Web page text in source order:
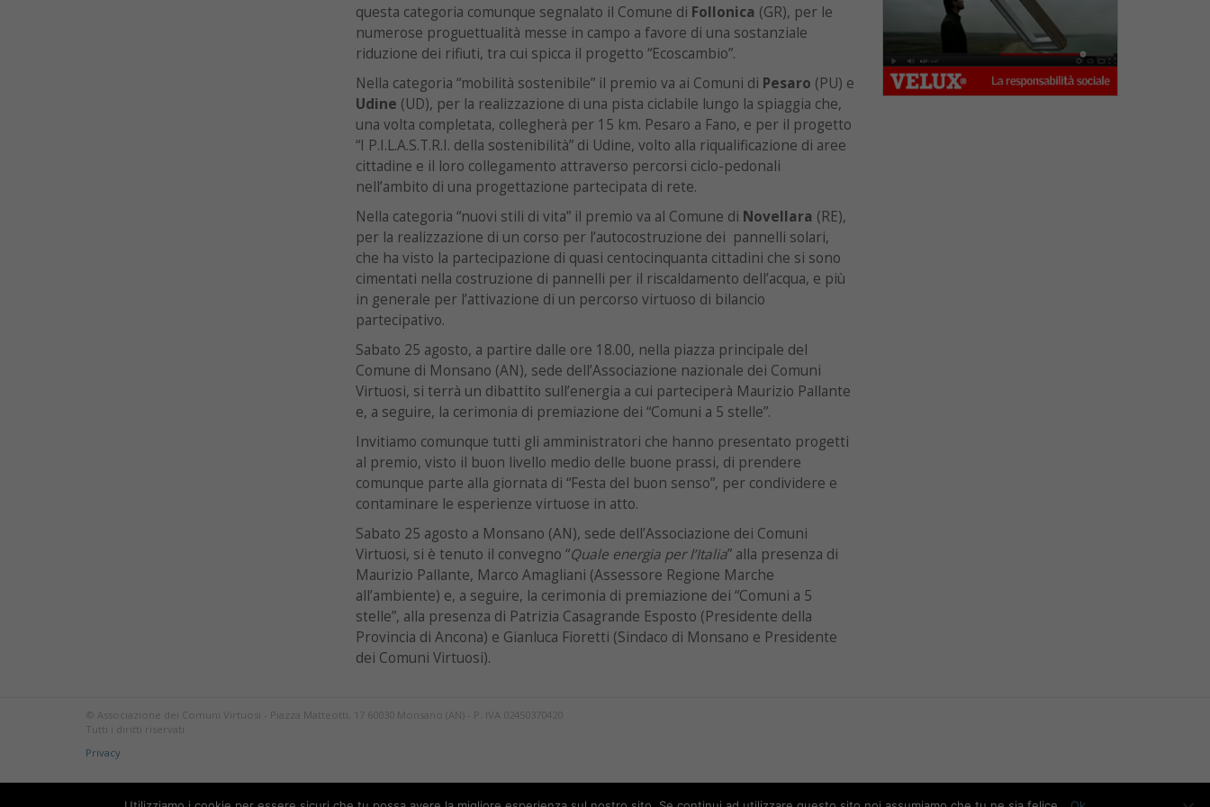
questa categoria comunque segnalato il Comune di Follonica (GR), per le
numerose proguettualità messe in campo a favore di una sostanziale
riduzione dei rifiuti, tra cui spicca il progetto “Ecoscambio”.
Nella categoria “mobilità sostenibile” il premio va ai Comuni di Pesaro (PU) e
Udine (UD), per la realizzazione di una pista ciclabile lungo la spiaggia che,
una volta completata, collegherà per 15 km. Pesaro a Fano, e per il progetto
“I P.I.L.A.S.T.R.I. della sostenibilità” di Udine, volto alla riqualificazione di aree
cittadine e il loro collegamento attraverso percorsi ciclo-pedonali
nell’ambito di una progettazione partecipata di rete.
Nella categoria “nuovi stili di vita” il premio va al Comune di Novellara (RE),
per la realizzazione di un corso per l’autocostruzione dei pannelli solari,
che ha visto la partecipazione di quasi centocinquanta cittadini che si sono
cimentati nella costruzione di pannelli per il riscaldamento dell’acqua, e più
in generale per l’attivazione di un percorso virtuoso di bilancio
partecipativo.
Sabato 25 agosto, a partire dalle ore 18.00, nella piazza principale del
Comune di Monsano (AN), sede dell’Associazione nazionale dei Comuni
Virtuosi, si terrà un dibattito sull’energia a cui parteciperà Maurizio Pallante
e, a seguire, la cerimonia di premiazione dei “Comuni a 5 stelle”.
Invitiamo comunque tutti gli amministratori che hanno presentato progetti
al premio, visto il buon livello medio delle buone prassi, di prendere
comunque parte alla giornata di “Festa del buon senso”, per condividere e
contaminare le esperienze virtuose in atto.
Sabato 25 agosto a Monsano (AN), sede dell’Associazione dei Comuni
Virtuosi, si è tenuto il convegno “Quale energia per l’Italia” alla presenza di
Maurizio Pallante, Marco Amagliani (Assessore Regione Marche
all’ambiente) e, a seguire, la cerimonia di premiazione dei “Comuni a 5
stelle”, alla presenza di Patrizia Casagrande Esposto (Presidente della
Provincia di Ancona) e Gianluca Fioretti (Sindaco di Monsano e Presidente
dei Comuni Virtuosi).
© Associazione dei Comuni Virtuosi - Piazza Matteotti, 17 60030 Monsano (AN) - P. IVA 02450370420
Tutti i diritti riservati.
Privacy